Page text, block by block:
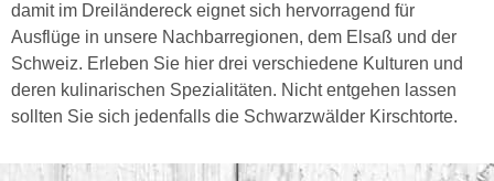
damit im Dreiländereck eignet sich hervorragend für
Ausflüge in unsere Nachbarregionen, dem Elsaß und der
Schweiz. Erleben Sie hier drei verschiedene Kulturen und
deren kulinarischen Spezialitäten. Nicht entgehen lassen
sollten Sie sich jedenfalls die Schwarzwälder Kirschtorte.